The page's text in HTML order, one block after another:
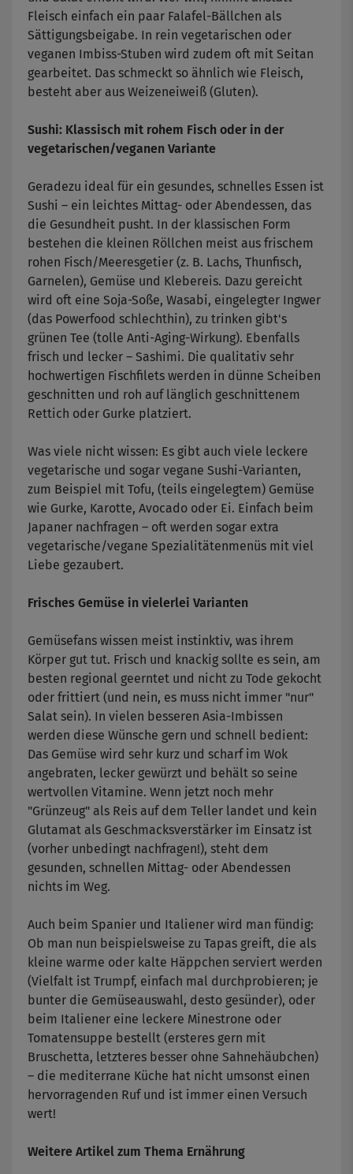
Fleisch einfach ein paar Falafel-Bällchen als
Sättigungsbeigabe. In rein vegetarischen oder
veganen Imbiss-Stuben wird zudem oft mit Seitan
gearbeitet. Das schmeckt so ähnlich wie Fleisch,
besteht aber aus Weizeneiweiß (Gluten).
Sushi: Klassisch mit rohem Fisch oder in der
vegetarischen/veganen Variante
Geradezu ideal für ein gesundes, schnelles Essen ist
Sushi – ein leichtes Mittag- oder Abendessen, das
die Gesundheit pusht. In der klassischen Form
bestehen die kleinen Röllchen meist aus frischem
rohen Fisch/Meeresgetier (z. B. Lachs, Thunfisch,
Garnelen), Gemüse und Klebereis. Dazu gereicht
wird oft eine Soja-Soße, Wasabi, eingelegter Ingwer
(das Powerfood schlechthin), zu trinken gibt's
grünen Tee (tolle Anti-Aging-Wirkung). Ebenfalls
frisch und lecker – Sashimi. Die qualitativ sehr
hochwertigen Fischfilets werden in dünne Scheiben
geschnitten und roh auf länglich geschnittenem
Rettich oder Gurke platziert.
Was viele nicht wissen: Es gibt auch viele leckere
vegetarische und sogar vegane Sushi-Varianten,
zum Beispiel mit Tofu, (teils eingelegtem) Gemüse
wie Gurke, Karotte, Avocado oder Ei. Einfach beim
Japaner nachfragen – oft werden sogar extra
vegetarische/vegane Spezialitätenmenüs mit viel
Liebe gezaubert.
Frisches Gemüse in vielerlei Varianten
Gemüsefans wissen meist instinktiv, was ihrem
Körper gut tut. Frisch und knackig sollte es sein, am
besten regional geerntet und nicht zu Tode gekocht
oder frittiert (und nein, es muss nicht immer "nur"
Salat sein). In vielen besseren Asia-Imbissen
werden diese Wünsche gern und schnell bedient:
Das Gemüse wird sehr kurz und scharf im Wok
angebraten, lecker gewürzt und behält so seine
wertvollen Vitamine. Wenn jetzt noch mehr
"Grünzeug" als Reis auf dem Teller landet und kein
Glutamat als Geschmacksverstärker im Einsatz ist
(vorher unbedingt nachfragen!), steht dem
gesunden, schnellen Mittag- oder Abendessen
nichts im Weg.
Auch beim Spanier und Italiener wird man fündig:
Ob man nun beispielsweise zu Tapas greift, die als
kleine warme oder kalte Häppchen serviert werden
(Vielfalt ist Trumpf, einfach mal durchprobieren; je
bunter die Gemüseauswahl, desto gesünder), oder
beim Italiener eine leckere Minestrone oder
Tomatensuppe bestellt (ersteres gern mit
Bruschetta, letzteres besser ohne Sahnehäubchen)
– die mediterrane Küche hat nicht umsonst einen
hervorragenden Ruf und ist immer einen Versuch
wert!
Weitere Artikel zum Thema Ernährung